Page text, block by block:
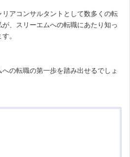
アコンサルタントとして数多くの転
、スリーエムへの転職にあたり知っ
。
の転職の第一歩を踏み出せるでしょ